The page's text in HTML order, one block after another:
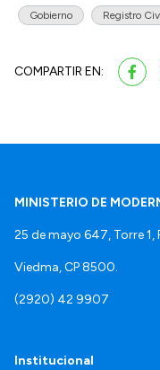
Gobierno Registro
COMPARTIR EN:
MINISTERIO DE
25 de mayo 647, Torre 1,
Viedma, CP 8500.
(2920) 42 9907
Institucional